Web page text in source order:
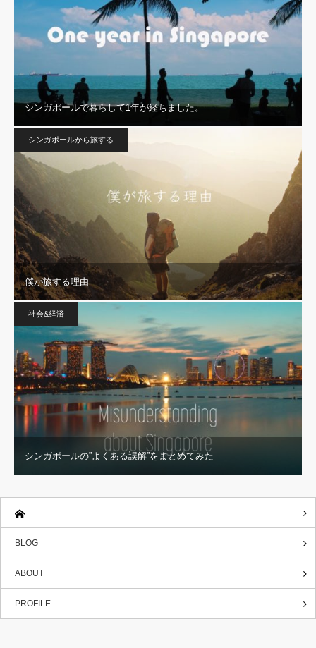
シンガポールで暮らして1年が経ちました。
シンガポールから旅する
僕が旅する理由
社会&経済
シンガポールの”よくある誤解”をまとめてみた
BLOG
ABOUT
PROFILE